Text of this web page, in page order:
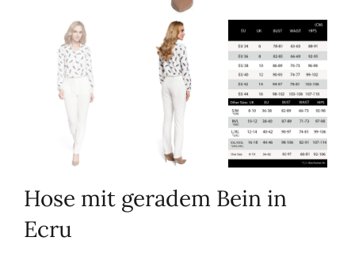
Hose mit geradem Bein in
Ecru